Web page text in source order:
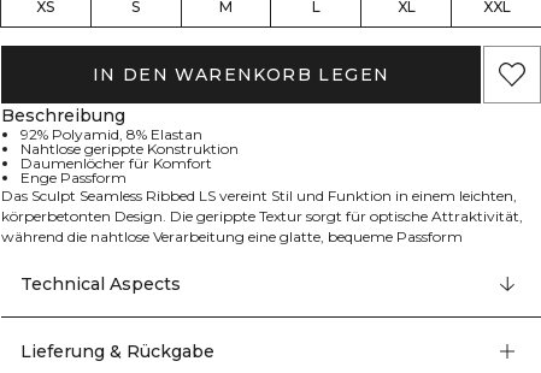
XS S M L XL XXL
IN DEN WARENKORB LEGEN
Beschreibung
92% Polyamid, 8% Elastan
Nahtlose gerippte Konstruktion
Daumenlöcher für Komfort
Enge Passform
Das Sculpt Seamless Ribbed LS vereint Stil und Funktion in einem leichten,
körperbetonten Design. Die gerippte Textur sorgt für optische Attraktivität,
während die nahtlose Verarbeitung eine glatte, bequeme Passform
zusätzliche Abdeckung und Halt während deines Workouts ist dieses
Langarmshirt perfekt zum Layering oder zum Tragen als Einzelstück. Die
athletische Passform und die dehnbare Materialmischung bieten eine
hervorragende Bewegungsfreiheit ermöglicht. Entwickelt für die aktive Frau,
Technical Aspects
Lieferung & Rückgabe